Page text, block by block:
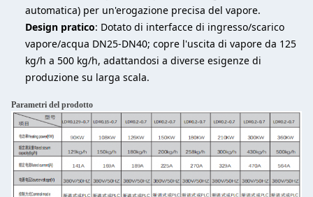
automatica) per un'erogazione precisa del vapore.
Design pratico: Dotato di interfacce di ingresso/scarico
vapore/acqua DN25-DN40; copre l'uscita di vapore da 125
kg/h a 500 kg/h, adattandosi a diverse esigenze di
produzione su larga scala.
Parametri del prodotto